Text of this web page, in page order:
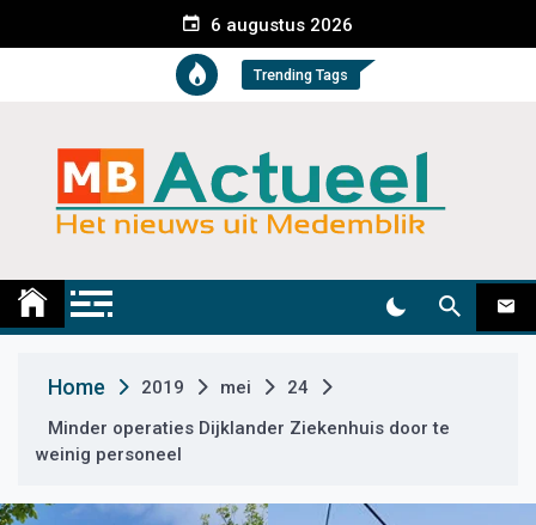
e
t
6 augustus 2026
Trending Tags
Medemblik Actueel
Home 2019 mei
24
Minder operaties Dijklander Ziekenhuis door te
weinig personeel